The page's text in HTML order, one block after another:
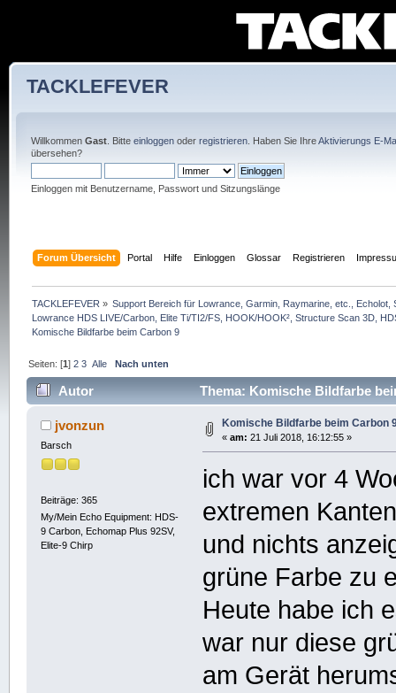
TACKLEFEVER
Willkommen Gast. Bitte einloggenoder registrieren. Haben Sie IhreAktivierungs E-
übersehen?
Einloggen mit Benutzername, Passwort und Sitzungslänge
Forum Übersicht Portal Hilfe Einloggen Glossar Registrieren
TACKLEFEVER » Support Bereich für Lowrance, Garmin, Raymarine, etc.,
Lowrance HDS LIVE/Carbon, Elite Ti/TI2/FS, HOOK/HOOK², Structure Scan 3D,
Komische Bildfarbe beim Carbon 9
Seiten: [1]2 3 Alle Nach unten
Autor Thema: Komische Bildfarbe
jvonzun
Barsch
Beiträge: 365
My/Mein Echo Equipment: HDS-
9 Carbon, Echomap Plus 92SV,
Elite-9 Chirp
Komische Bildfarbe beim Carbon
« am: 21 Juli 2018, 16:12:55 »
ich war vor 4
extremen
und nichts
grüne Farbe zu
Heute habe ich
war nur diese
am Gerät